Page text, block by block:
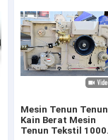
Mesin Tenun Tenun
Kain Berat Mesin
Tenun Tekstil 1000